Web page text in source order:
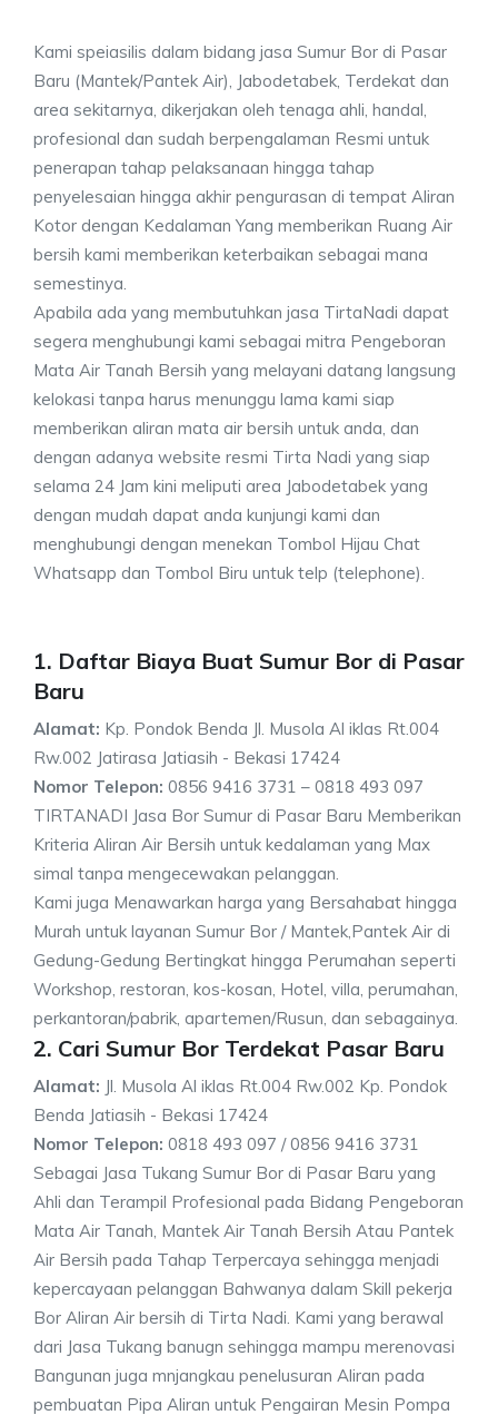
Kami speiasilis dalam bidang jasa Sumur Bor di Pasar
Baru (Mantek/Pantek Air), Jabodetabek, Terdekat dan
area sekitarnya, dikerjakan oleh tenaga ahli, handal,
profesional dan sudah berpengalaman Resmi untuk
penerapan tahap pelaksanaan hingga tahap
penyelesaian hingga akhir pengurasan di tempat Aliran
Kotor dengan Kedalaman Yang memberikan Ruang Air
bersih kami memberikan keterbaikan sebagai mana
semestinya.
Apabila ada yang membutuhkan jasa TirtaNadi dapat
segera menghubungi kami sebagai mitra Pengeboran
Mata Air Tanah Bersih yang melayani datang langsung
kelokasi tanpa harus menunggu lama kami siap
memberikan aliran mata air bersih untuk anda, dan
dengan adanya website resmi Tirta Nadi yang siap
selama 24 Jam kini meliputi area Jabodetabek yang
dengan mudah dapat anda kunjungi kami dan
menghubungi dengan menekan Tombol Hijau Chat
Whatsapp dan Tombol Biru untuk telp (telephone).
1. Daftar Biaya Buat Sumur Bor di Pasar
Baru
Alamat: Kp. Pondok Benda Jl. Musola Al iklas Rt.004
Rw.002 Jatirasa Jatiasih - Bekasi 17424
Nomor Telepon: 0856 9416 3731 – 0818 493 097
TIRTANADI Jasa Bor Sumur di Pasar Baru Memberikan
Kriteria Aliran Air Bersih untuk kedalaman yang Max
simal tanpa mengecewakan pelanggan.
Kami juga Menawarkan harga yang Bersahabat hingga
Murah untuk layanan Sumur Bor / Mantek,Pantek Air di
Gedung-Gedung Bertingkat hingga Perumahan seperti
Workshop, restoran, kos-kosan, Hotel, villa, perumahan,
perkantoran/pabrik, apartemen/Rusun, dan sebagainya.
2. Cari Sumur Bor Terdekat Pasar Baru
Alamat: Jl. Musola Al iklas Rt.004 Rw.002 Kp. Pondok
Benda Jatiasih - Bekasi 17424
Nomor Telepon: 0818 493 097 / 0856 9416 3731
Sebagai Jasa Tukang Sumur Bor di Pasar Baru yang
Ahli dan Terampil Profesional pada Bidang Pengeboran
Mata Air Tanah, Mantek Air Tanah Bersih Atau Pantek
Air Bersih pada Tahap Terpercaya sehingga menjadi
kepercayaan pelanggan Bahwanya dalam Skill pekerja
Bor Aliran Air bersih di Tirta Nadi. Kami yang berawal
dari Jasa Tukang banugn sehingga mampu merenovasi
Bangunan juga mnjangkau penelusuran Aliran pada
pembuatan Pipa Aliran untuk Pengairan Mesin Pompa